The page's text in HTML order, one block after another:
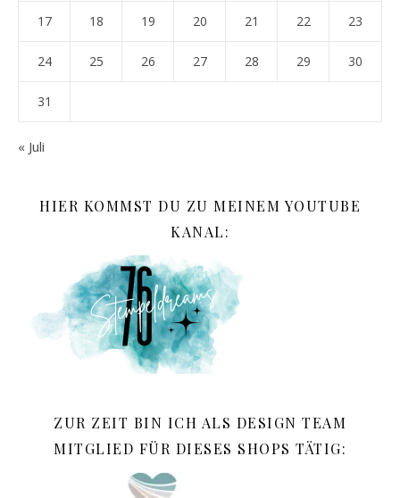
17 18 19 20 21 22 23
24 25 26 27 28 29 30
31
« Juli
HIER KOMMST DU ZU MEINEM YOUTUBE
KANAL:
ZUR ZEIT BIN ICH ALS DESIGN TEAM
MITGLIED FÜR DIESES SHOPS TÄTIG: